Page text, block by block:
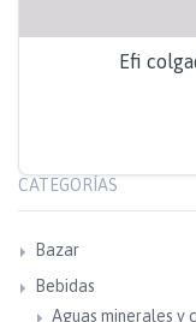
Efi
CATEGORÍAS
Bazar
Bebidas
Aguas minerales y